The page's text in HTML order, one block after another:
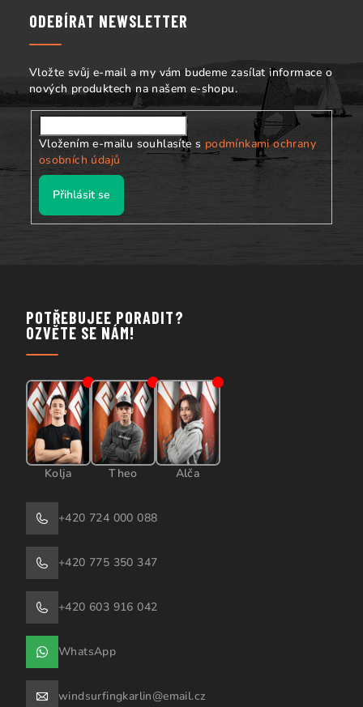
ODEBÍRAT NEWSLETTER
Vložte svůj e-mail a my vám budeme zasílat informace o
nových produktech na našem e-shopu.
Vložením e-mailu souhlasíte s podmínkami ochrany
osobních údajů
Přihlásit se
POTŘEBUJEE PORADIT?
OZVĚTE SE NÁM!
Kolja Theo Alča
+420 724 000 088
+420 775 350 347
+420 603 916 042
WhatsApp
windsurfingkarlin@email.cz